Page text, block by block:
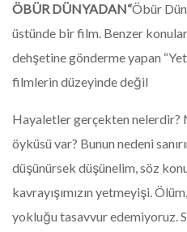
ÖBÜR DÜNYADAN“Öbür
üstünde bir film. Benzer
dehşetine gönderme yapan
filmlerin düzeyinde değil
Hayaletler gerçekten nelerdir?
öyküsü var? Bunun nedeni
düşünürsek düşünelim, söz
kavrayışımızın yetmeyişi.
yokluğu tasavvur edemiyoruz.